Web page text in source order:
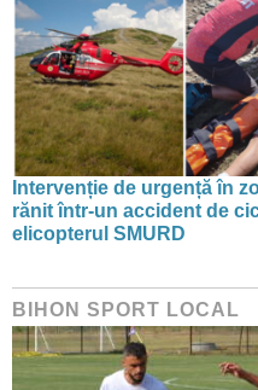
Intervenție de urgență în
rănit într-un accident de
elicopterul SMURD
BIHON SPORT LOCAL